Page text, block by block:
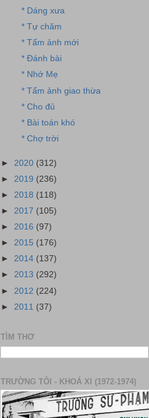
* Dáng xưa
* Tự chăm
* Tấm ảnh mới
* Đánh bài
* Nhớ Mẹ
* Tấm ảnh giao thừa
* Cho đủ
* Bài toán khó
* Chợ trời
► 2020 (312)
► 2019 (236)
► 2018 (118)
► 2017 (105)
► 2016 (97)
► 2015 (176)
► 2014 (137)
► 2013 (292)
► 2012 (224)
► 2011 (37)
TÌM THƠ
TRƯỜNG TÔI - KHOÁ XI (1972-1974)